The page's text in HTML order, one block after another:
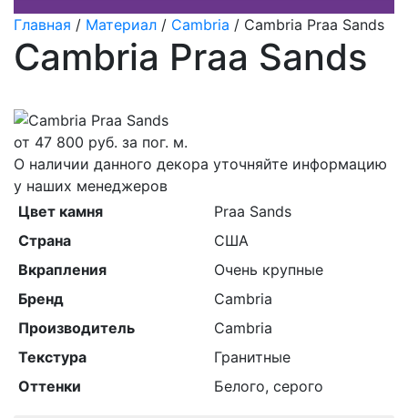
Главная / Материал / Cambria / Cambria Praa Sands
Cambria Praa Sands
от 47 800 руб. за пог. м.
О наличии данного декора уточняйте информацию
у наших менеджеров
Цвет камня
Praa Sands
Страна
США
Вкрапления
Очень крупные
Бренд
Cambria
Производитель
Cambria
Текстура
Гранитные
Оттенки
Белого, серого